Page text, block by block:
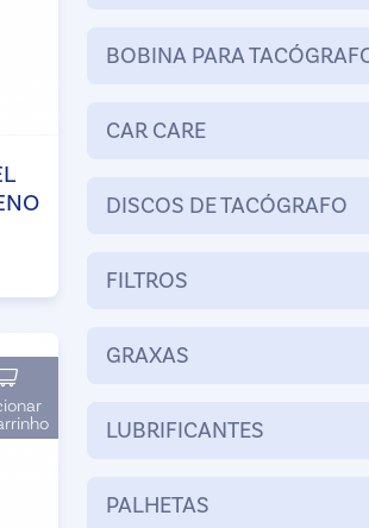
BOBINA PARA
CAR CARE
DISCOS DE TACÓGRAFO
FILTROS
GRAXAS
LUBRIFICANTES
PALHETAS